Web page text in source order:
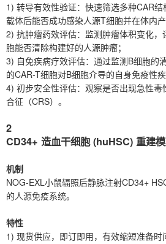
1) 转导有效性验证：快速筛选多种CAR
载体后能否成功感染人源T细胞并在体内产
2) 抗肿瘤药效评估：监测肿瘤体积变化
胞能否清除构建好的人源肿瘤；
3) 自免疾病疗效评估：通过监测B细胞的
的CAR-T细胞对B细胞介导的自身免疫性疾
4) 初步安全性评估：观察是否出现急性
合征（CRS）。
2
CD34+ 造血干细胞 (huHSC) 重建
机制
NOG-EXL小鼠辐照后静脉注射CD34+
的人源免疫系统。
特性
1) 现货供应，即订即用，有效缩短准备